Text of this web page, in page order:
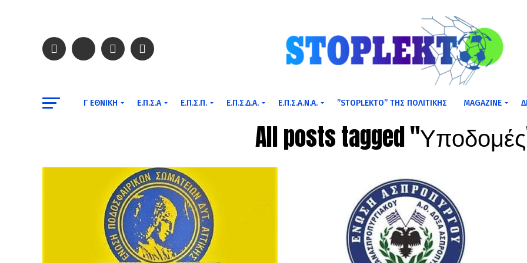
Γ ΕΘΝΙΚΉ Ε.Π.Σ.Α Ε.Π.Σ.Π. Ε.Π.Σ.Δ.Α. Ε.Π.Σ.Α.Ν.Α. ”STOPLEKTO” ΤΗΣ ΠΟΛΙΤΙΚΗΣ MAGAZINE
All posts tagged